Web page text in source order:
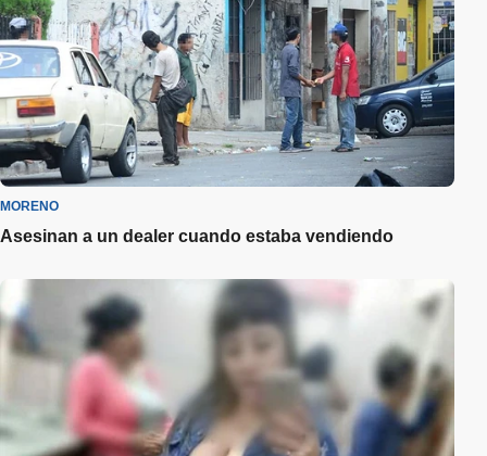
MORENO
Asesinan a un dealer cuando estaba vendiendo